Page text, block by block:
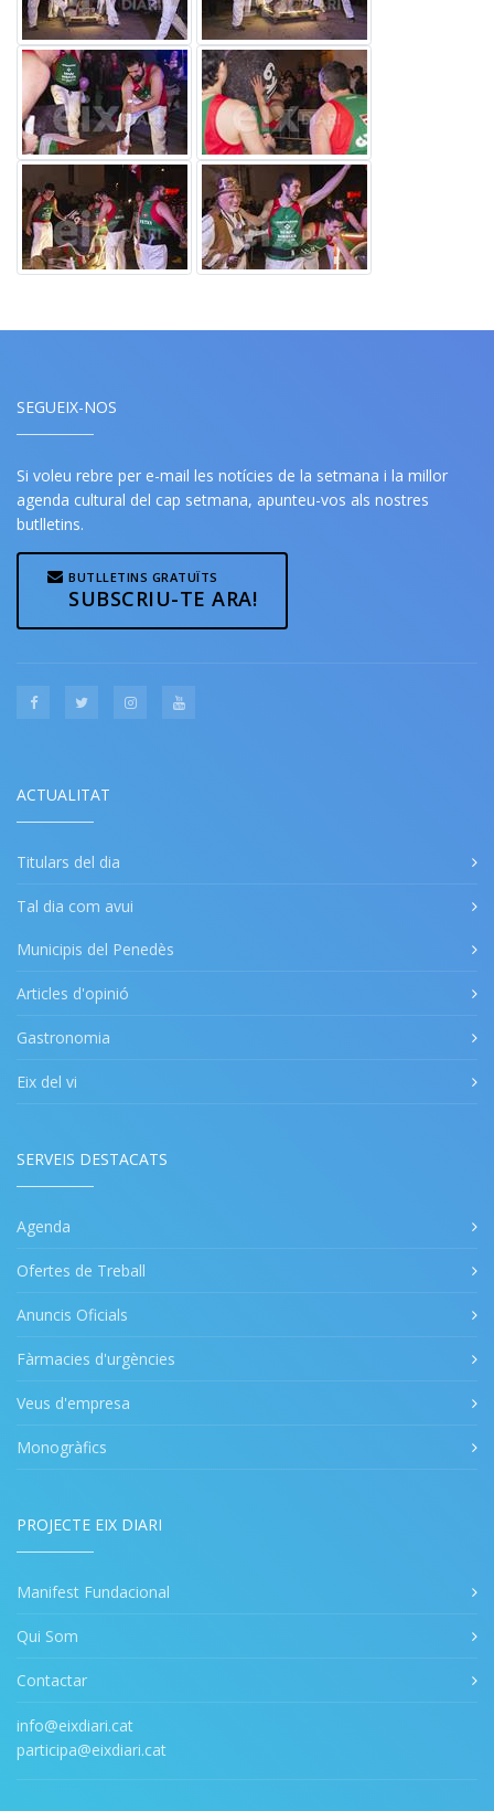
SEGUEIX-NOS
Si voleu rebre per e-mail les notícies de la setmana i la millor
agenda cultural del cap setmana, apunteu-vos als nostres
butlletins.
BUTLLETINS GRATUÏTS
SUBSCRIU-TE ARA!
ACTUALITAT
Titulars del dia
Tal dia com avui
Municipis del Penedès
Articles d'opinió
Gastronomia
Eix del vi
SERVEIS DESTACATS
Agenda
Ofertes de Treball
Anuncis Oficials
Fàrmacies d'urgències
Veus d'empresa
Monogràfics
PROJECTE EIX DIARI
Manifest Fundacional
Qui Som
Contactar
info@eixdiari.cat
participa@eixdiari.cat